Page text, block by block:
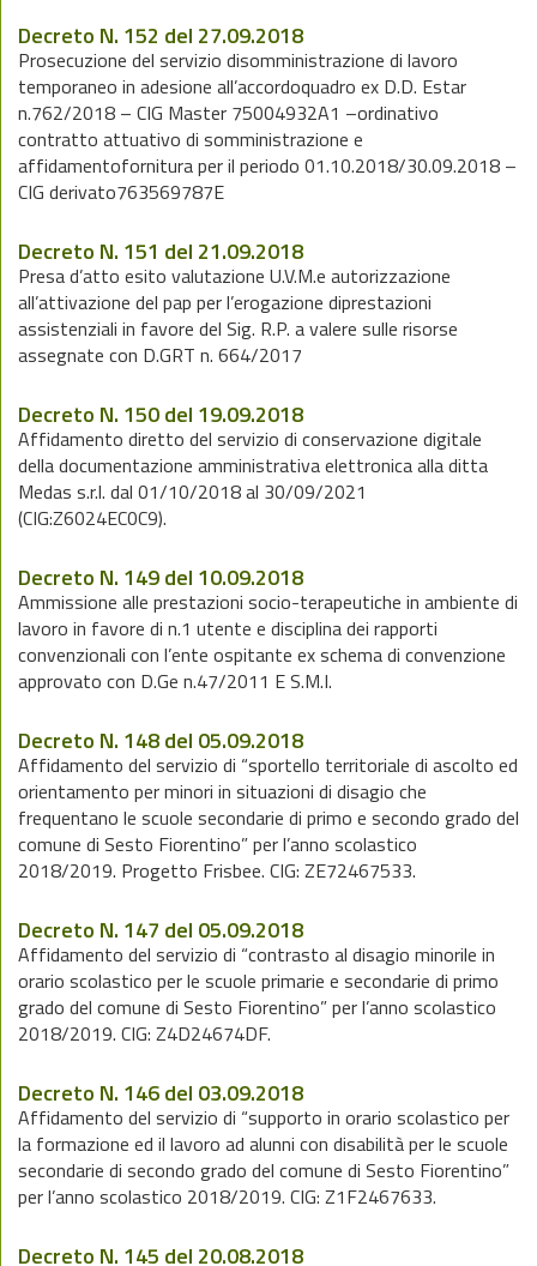
Decreto N. 152 del 27.09.2018
Prosecuzione del servizio disomministrazione di lavoro
temporaneo in adesione all’accordoquadro ex D.D. Estar
n.762/2018 – CIG Master 75004932A1 –ordinativo
contratto attuativo di somministrazione e
affidamentofornitura per il periodo 01.10.2018/30.09.2018 –
CIG derivato763569787E
Decreto N. 151 del 21.09.2018
Presa d’atto esito valutazione U.V.M.e autorizzazione
all’attivazione del pap per l’erogazione diprestazioni
assistenziali in favore del Sig. R.P. a valere sulle risorse
assegnate con D.GRT n. 664/2017
Decreto N. 150 del 19.09.2018
Affidamento diretto del servizio di conservazione digitale
della documentazione amministrativa elettronica alla ditta
Medas s.r.l. dal 01/10/2018 al 30/09/2021
(CIG:Z6024EC0C9).
Decreto N. 149 del 10.09.2018
Ammissione alle prestazioni socio-terapeutiche in ambiente di
lavoro in favore di n.1 utente e disciplina dei rapporti
convenzionali con l’ente ospitante ex schema di convenzione
approvato con D.Ge n.47/2011 E S.M.I.
Decreto N. 148 del 05.09.2018
Affidamento del servizio di “sportello territoriale di ascolto ed
orientamento per minori in situazioni di disagio che
frequentano le scuole secondarie di primo e secondo grado del
comune di Sesto Fiorentino” per l’anno scolastico
2018/2019. Progetto Frisbee. CIG: ZE72467533.
Decreto N. 147 del 05.09.2018
Affidamento del servizio di “contrasto al disagio minorile in
orario scolastico per le scuole primarie e secondarie di primo
grado del comune di Sesto Fiorentino” per l’anno scolastico
2018/2019. CIG: Z4D24674DF.
Decreto N. 146 del 03.09.2018
Affidamento del servizio di “supporto in orario scolastico per
la formazione ed il lavoro ad alunni con disabilità per le scuole
secondarie di secondo grado del comune di Sesto Fiorentino”
per l’anno scolastico 2018/2019. CIG: Z1F2467633.
Decreto N. 145 del 20.08.2018